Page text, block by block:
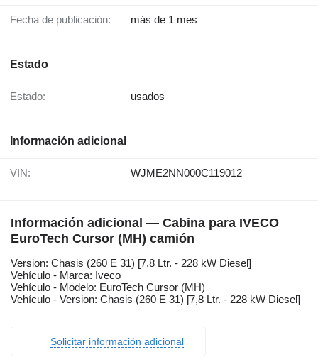
Fecha de publicación: más de 1 mes
Estado
Estado: usados
Información adicional
VIN: WJME2NN000C119012
Información adicional — Cabina para IVECO
EuroTech Cursor (MH) camión
Version: Chasis (260 E 31) [7,8 Ltr. - 228 kW Diesel]
Vehículo - Marca: Iveco
Vehículo - Modelo: EuroTech Cursor (MH)
Vehículo - Version: Chasis (260 E 31) [7,8 Ltr. - 228 kW Diesel]
Solicitar información adicional